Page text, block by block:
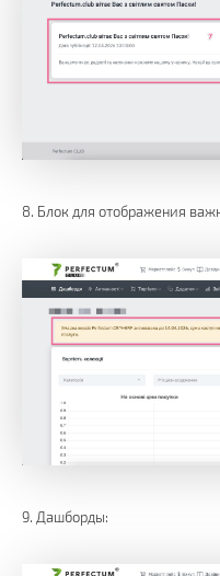
8. Блок для отображения
9. Дашборды: